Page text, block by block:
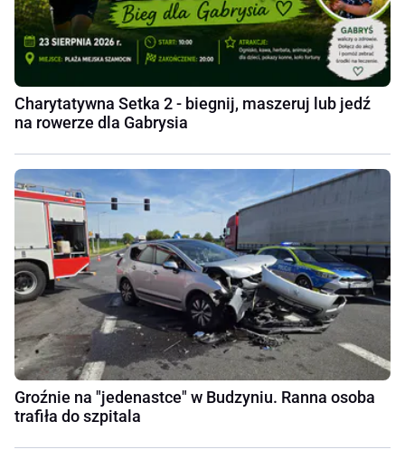
Charytatywna Setka 2 - biegnij, maszeruj lub jedź
na rowerze dla Gabrysia
Groźnie na "jedenastce" w Budzyniu. Ranna osoba
trafiła do szpitala